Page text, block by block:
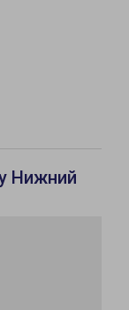
Нижний